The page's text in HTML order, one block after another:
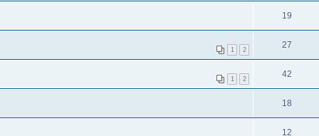
19
1 2 27
1 2 42
18
12